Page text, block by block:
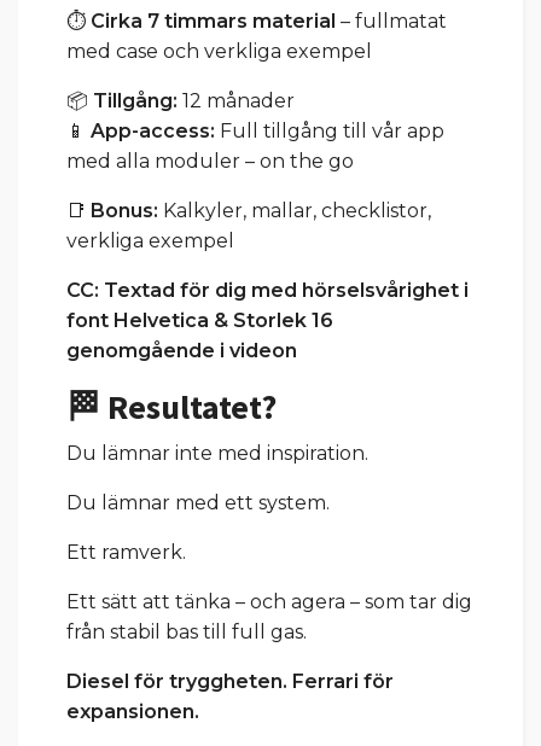
⏱️ Cirka 7 timmars material – fullmatat
med case och verkliga exempel
📦 Tillgång: 12 månader
📱 App-access: Full tillgång till vår app
med alla moduler – on the go
📑 Bonus: Kalkyler, mallar, checklistor,
verkliga exempel
CC: Textad för dig med hörselsvårighet i
font Helvetica & Storlek 16
genomgående i videon
🏁 Resultatet?
Du lämnar inte med inspiration.
Du lämnar med ett system.
Ett ramverk.
Ett sätt att tänka – och agera – som tar dig
från stabil bas till full gas.
Diesel för tryggheten. Ferrari för
expansionen.